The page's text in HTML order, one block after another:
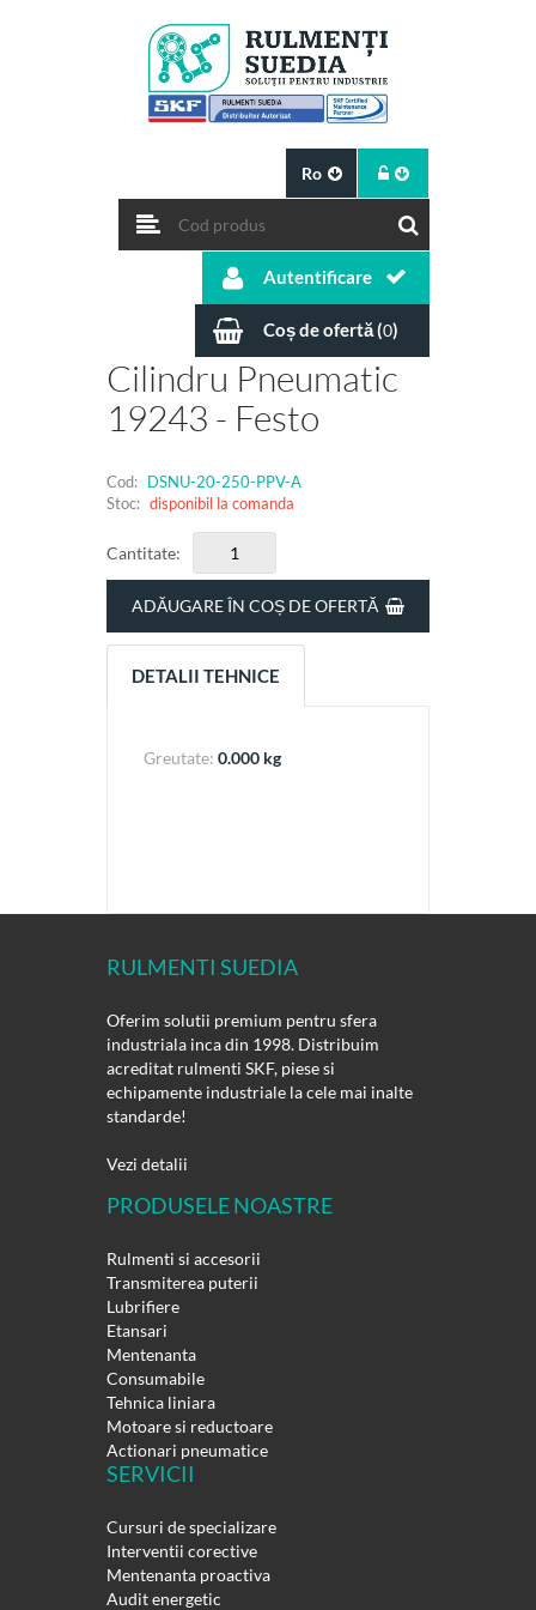
Ro
Autentificare
Coș de ofertă (0)
Cilindru Pneumatic
19243 - Festo
Cod: DSNU-20-250-PPV-A
Stoc: disponibil la comanda
Cantitate:
DETALII TEHNICE
Greutate: 0.000 kg
RULMENTI SUEDIA
Oferim solutii premium pentru sfera
industriala inca din 1998. Distribuim
acreditat rulmenti SKF, piese si
echipamente industriale la cele mai inalte
standarde!
Vezi detalii
PRODUSELE NOASTRE
Rulmenti si accesorii
Transmiterea puterii
Lubrifiere
Etansari
Mentenanta
Consumabile
Tehnica liniara
Motoare si reductoare
Actionari pneumatice
SERVICII
Cursuri de specializare
Interventii corective
Mentenanta proactiva
Audit energetic